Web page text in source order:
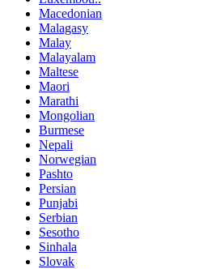
Macedonian
Malagasy
Malay
Malayalam
Maltese
Maori
Marathi
Mongolian
Burmese
Nepali
Norwegian
Pashto
Persian
Punjabi
Serbian
Sesotho
Sinhala
Slovak